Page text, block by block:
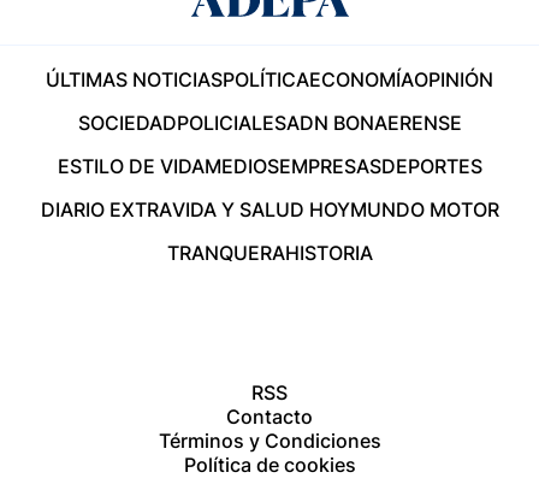
ÚLTIMAS NOTICIASPOLÍTICAECONOMÍAOPINIÓN
SOCIEDADPOLICIALESADN BONAERENSE
ESTILO DE VIDAMEDIOSEMPRESASDEPORTES
DIARIO EXTRAVIDA Y SALUD HOYMUNDO MOTOR
TRANQUERAHISTORIA
RSS
Contacto
Términos y Condiciones
Política de cookies